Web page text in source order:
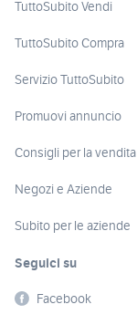
TuttoSubito Vendi
TuttoSubito Compra
Servizio TuttoSubito
Promuovi annuncio
Consigli per la vendita
Negozi e Aziende
Subito per le aziende
Seguici su
Facebook